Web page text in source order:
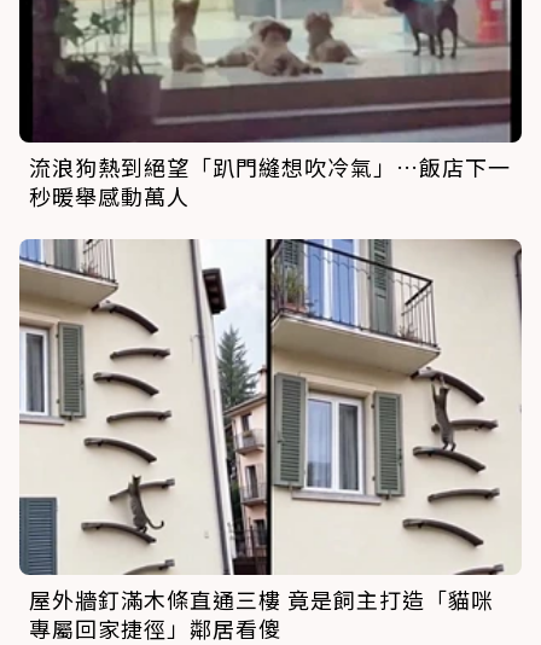
流浪狗熱到絕望「趴門縫想吹冷氣」…飯店下一
秒暖舉感動萬人
屋外牆釘滿木條直通三樓 竟是飼主打造「貓咪
專屬回家捷徑」鄰居看傻